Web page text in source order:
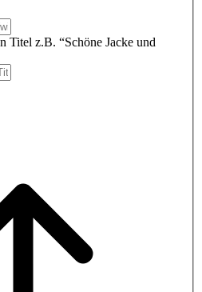
Titel z.B. “Schöne Jacke und